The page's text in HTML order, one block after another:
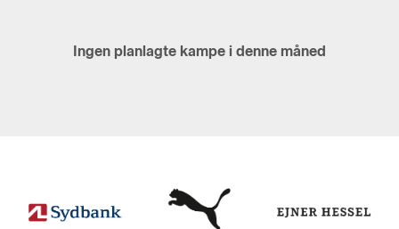
Ingen planlagte kampe i denne måned